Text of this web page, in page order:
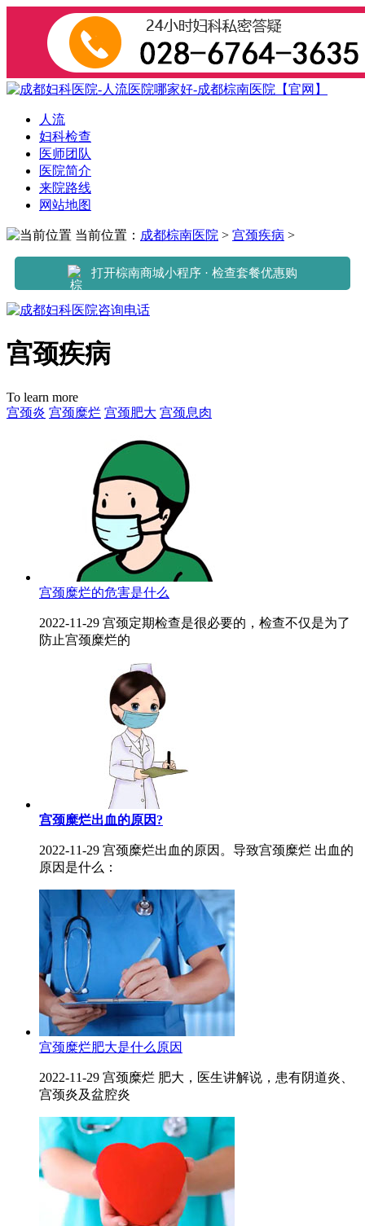
人流
妇科检查
医师团队
医院简介
来院路线
网站地图
当前位置： 成都棕南医院 > 宫颈疾病 >
打开棕南商城小程序 · 检查套餐优惠购
宫颈疾病
To learn more
宫颈炎 宫颈糜烂 宫颈肥大 宫颈息肉
宫颈糜烂的危害是什么
2022-11-29 宫颈定期检查是很必要的，检查不仅是为了
防止宫颈糜烂的
宫颈糜烂出血的原因?
2022-11-29 宫颈糜烂出血的原因。导致宫颈糜烂 出血的
原因是什么：
宫颈糜烂肥大是什么原因
2022-11-29 宫颈糜烂 肥大，医生讲解说，患有阴道炎、
宫颈炎及盆腔炎